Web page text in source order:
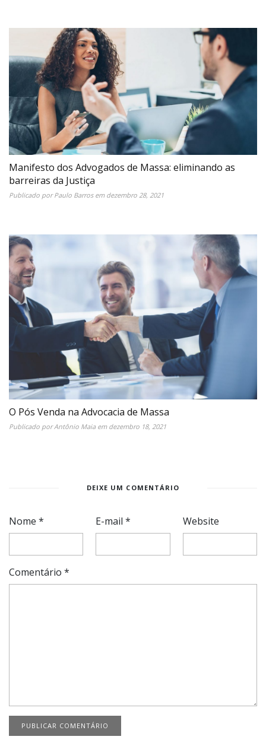
Manifesto dos Advogados de Massa: eliminando as
barreiras da Justiça
Publicado porPaulo Barrosem dezembro 28, 2021
O Pós Venda na Advocacia de Massa
Publicado porAntônio Maiaem dezembro 18, 2021
DEIXE UM COMENTÁRIO
Nome * E-mail* Website
Comentário *